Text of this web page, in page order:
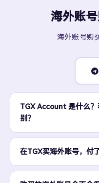
海外账
海外账号购
TGX Account 是什么
别？
在TGX买海外账号，付